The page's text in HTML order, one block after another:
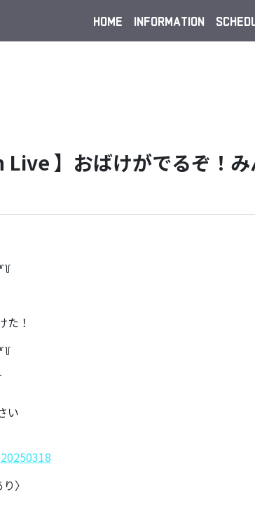
HOME INFORMATION
】おばけがでるぞ！
た！
い
〉